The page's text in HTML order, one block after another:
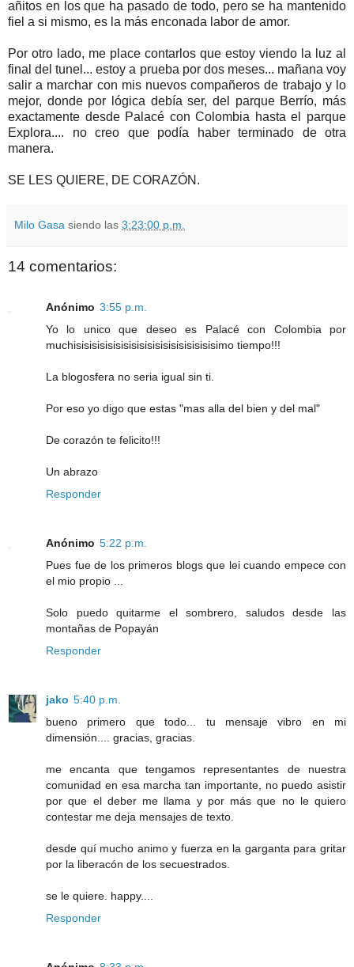
añitos en los que ha pasado de todo, pero se ha mantenido
fiel a si mismo, es la más enconada labor de amor.
Por otro lado, me place contarlos que estoy viendo la luz al
final del tunel... estoy a prueba por dos meses... mañana voy
salir a marchar con mis nuevos compañeros de trabajo y lo
mejor, donde por lógica debía ser, del parque Berrío, más
exactamente desde Palacé con Colombia hasta el parque
Explora.... no creo que podía haber terminado de otra
manera.
SE LES QUIERE, DE CORAZÓN.
Milo Gasa siendo las 3:23:00 p.m.
14 comentarios:
Anónimo 3:55 p.m.
Yo lo unico que deseo es Palacé con Colombia por
muchisisisisisisisisisisisisisisisisisisimo tiempo!!!
La blogosfera no seria igual sin ti.
Por eso yo digo que estas "mas alla del bien y del mal"
De corazón te felicito!!!
Un abrazo
Responder
Anónimo 5:22 p.m.
Pues fue de los primeros blogs que lei cuando empece con
el mio propio ...
Solo puedo quitarme el sombrero, saludos desde las
montañas de Popayán
Responder
jako 5:40 p.m.
bueno primero que todo... tu mensaje vibro en mi
dimensión.... gracias, gracias.
me encanta que tengamos representantes de nuestra
comunidad en esa marcha tan importante, no puedo asistir
por que el deber me llama y por más que no le quiero
contestar me deja mensajes de texto.
desde quí mucho animo y fuerza en la garganta para gritar
por la liberacón de los secuestrados.
se le quiere. happy....
Responder